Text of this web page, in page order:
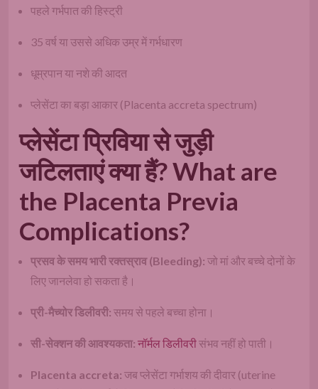
पहले गर्भपात की हिस्ट्री
35 वर्ष या उससे अधिक उम्र में गर्भधारण
धूम्रपान या नशे की आदत
प्लेसेंटा का बड़ा आकार (Placenta accreta spectrum)
प्लेसेंटा प्रिविया से जुड़ी
जटिलताएं क्या हैं? What are
the Placenta Previa
Complications?
प्रसव के समय भारी रक्तस्राव (Bleeding): जो मां और बच्चे दोनों के
लिए जानलेवा हो सकता है।
प्री-मैच्योर डिलीवरी: समय से पहले बच्चा होना।
सी-सेक्शन की आवश्यकता: नॉर्मल डिलीवरीसंभव नहीं हो पाती।
Placenta accreta: जब प्लेसेंटा गर्भाशय की दीवार (uterine